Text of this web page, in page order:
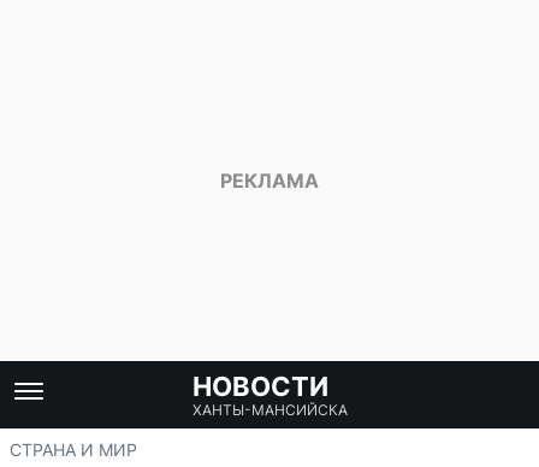
НОВОСТИ
ХАНТЫ-МАНСИЙСКА
СТРАНА И МИР